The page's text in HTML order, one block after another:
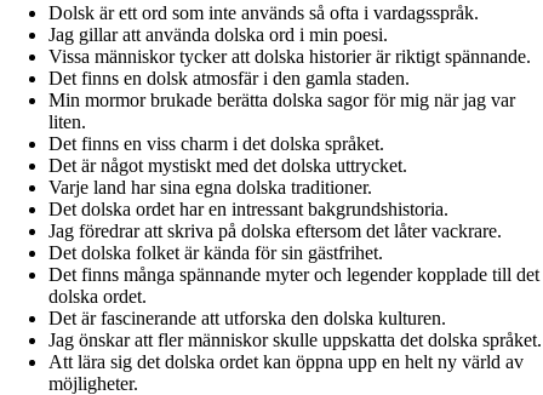
Dolsk är ett ord som inte används så ofta i vardagsspråk.
Jag gillar att använda dolska ord i min poesi.
Vissa människor tycker att dolska historier är riktigt spännande.
Det finns en dolsk atmosfär i den gamla staden.
Min mormor brukade berätta dolska sagor för mig när jag var
liten.
Det finns en viss charm i det dolska språket.
Det är något mystiskt med det dolska uttrycket.
Varje land har sina egna dolska traditioner.
Det dolska ordet har en intressant bakgrundshistoria.
Jag föredrar att skriva på dolska eftersom det låter vackrare.
Det dolska folket är kända för sin gästfrihet.
Det finns många spännande myter och legender kopplade till det
dolska ordet.
Det är fascinerande att utforska den dolska kulturen.
Jag önskar att fler människor skulle uppskatta det dolska språket.
Att lära sig det dolska ordet kan öppna upp en helt ny värld av
möjligheter.